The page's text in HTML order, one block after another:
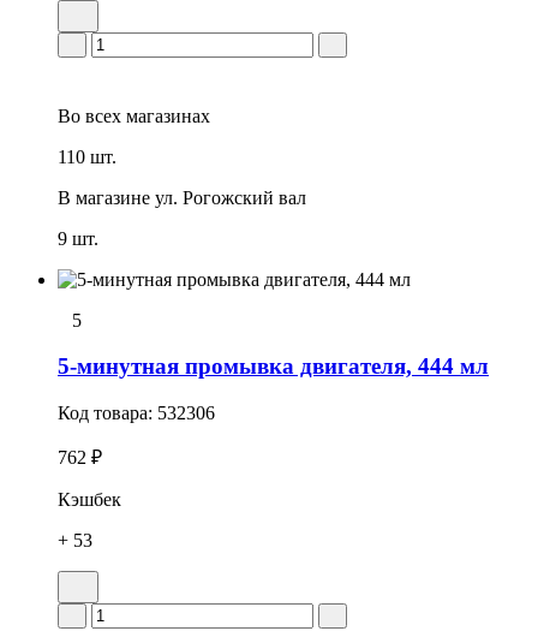
Во всех магазинах
110 шт.
В магазине ул. Рогожский вал
9 шт.
5
5-минутная промывка двигателя, 444 мл
Код товара: 532306
762 ₽
Кэшбек
+ 53